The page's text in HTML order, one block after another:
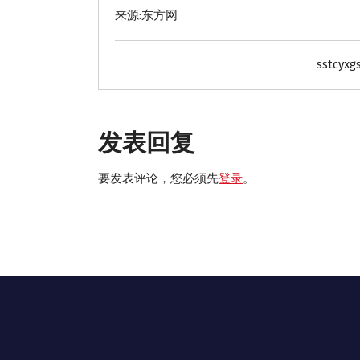
来源:东方网
发表回复
要发表评论，您必须先登录。